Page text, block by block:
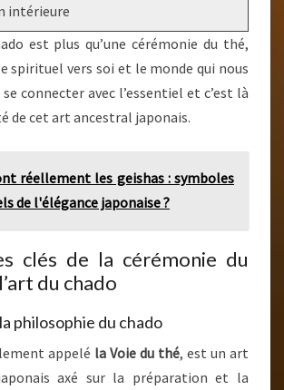
intérieure
est plus qu’une cérémonie du thé,
spirituel vers soi et le monde qui nous
se connecter avec l’essentiel et c’est là
de cet art ancestral japonais.
réellement les geishas : symboles
de l'élégance japonaise ?
clés de la cérémonie du
du chado
philosophie du chado
appelé la Voie du thé, est un art
axé sur la préparation et la